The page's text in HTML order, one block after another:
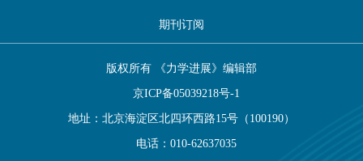
期刊订阅
版权所有 《力学进展》编辑部
京ICP备05039218号-1
地址：北京海淀区北四环西路15号（100190）
电话：010-62637035